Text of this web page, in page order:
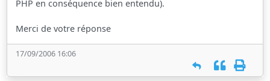
PHP en conséquence bien entendu).
Merci de votre réponse
17/09/2006 16:06